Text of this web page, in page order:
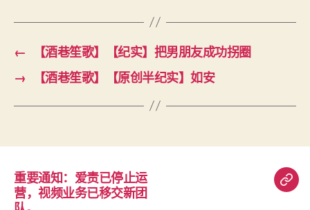
←
【酒巷笙歌】【纪实】把男朋友成功拐圈
→
【酒巷笙歌】【原创半纪实】如安
重要通知：爱责已停止运
营，视频业务已移交新团
重